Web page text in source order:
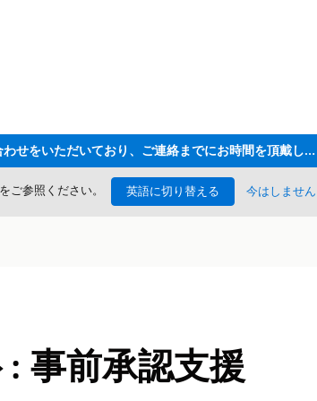
ただいま大変多くのお問い合わせをいただいており、ご連絡までにお時間を頂戴しております
をご参照ください。 英語に切り替える 今はしません
事前承認支援